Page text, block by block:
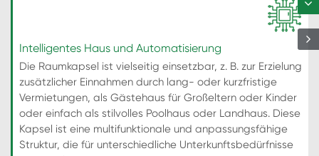
Intelligentes Haus und Automatisierung
Die Raumkapsel ist vielseitig einsetzbar, z. B. zur Erzielung
zusätzlicher Einnahmen durch lang- oder kurzfristige
Vermietungen, als Gästehaus für Großeltern oder Kinder
oder einfach als stilvolles Poolhaus oder Landhaus. Diese
Kapsel ist eine multifunktionale und anpassungsfähige
Struktur, die für unterschiedliche Unterkunftsbedürfnisse